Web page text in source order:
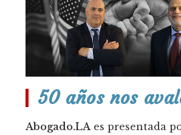
50 años nos
Abogado.LAes presentada